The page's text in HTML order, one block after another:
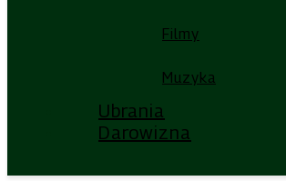
Filmy
Muzyka
Ubrania
Darowizna